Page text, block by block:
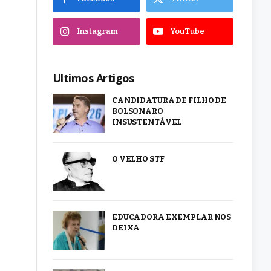
Instagram YouTube
Ultimos Artigos
CANDIDATURA DE FILHO DE
BOLSONARO
INSUSTENTÁVEL
O VELHO STF
EDUCADORA EXEMPLAR NOS
DEIXA